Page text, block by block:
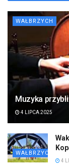
WAŁBRZYCH
Muzyka
4 LIPCA 2025
WAŁBRZYCH
4